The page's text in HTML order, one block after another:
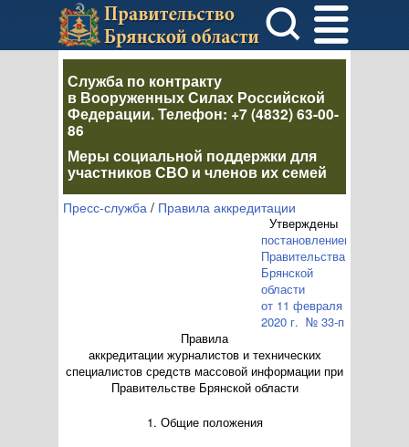
Служба по контракту
в Вооруженных Силах Российской
Федерации. Телефон: +7 (4832) 63-00-
86
Меры социальной поддержки для
участников СВО и членов их семей
Пресс-служба / Правила аккредитации
Утверждены
постановлением
Правительства
Брянской
области
от 11 февраля
2020 г. № 33-п
Правила
аккредитации журналистов и технических
специалистов средств массовой информации при
Правительстве Брянской области
1. Общие положения